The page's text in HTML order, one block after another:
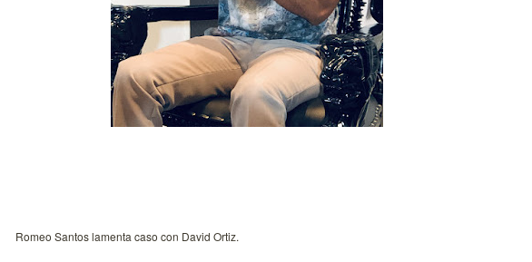
Romeo Santos lamenta caso con David Ortiz.